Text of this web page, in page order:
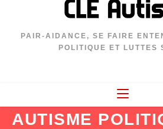
PAIR-AIDANCE, SE FAIRE
POLITIQUE ET LUTTES
AUTISME